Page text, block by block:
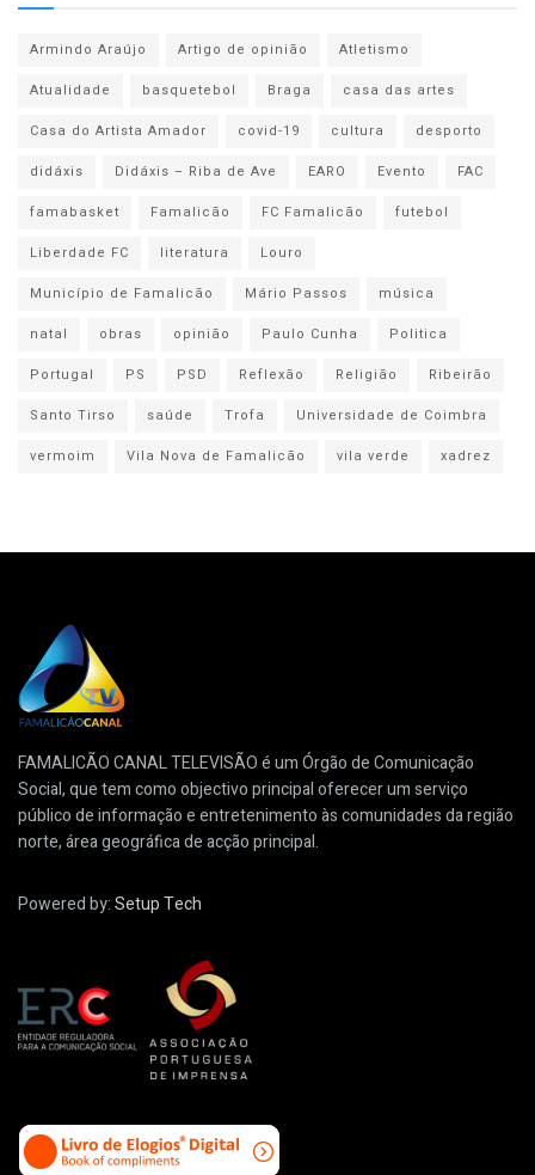
Armindo Araújo Artigo de opinião
Atletismo
Atualidade
basquetebol Braga
casa das artes
Casa do Artista Amador
covid-19 cultura
desporto
didáxis
Didáxis – Riba de Ave EARO Evento
FAC
famabasket
Famalicão FC Famalicão
futebol
Liberdade FC
literatura
Louro
Município de Famalicão
Mário Passos
música
natal
obras opinião Paulo Cunha
Politica
Portugal
PS PSD Reflexão Religião
Ribeirão
Santo Tirso
saúde Trofa
Universidade de Coimbra
vermoim
Vila Nova de Famalicão vila verde xadrez
FAMALICÃO CANAL TELEVISÃO é um Órgão de Comunicação
Social, que tem como objectivo principal oferecer um serviço
público de informação e entretenimento às comunidades da região
norte, área geográfica de acção principal.
Powered by:Setup Tech